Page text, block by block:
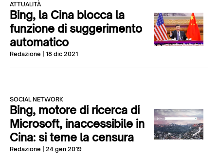
Chi siamo
Contatti
ATTUALITÀ
Bing, la Cina blocca la
funzione di suggerimento
automatico
Redazione | 18 dic 2021
SOCIAL NETWORK
Bing, motore di ricerca di
Microsoft, inaccessibile in
Cina: si teme la censura
Redazione | 24 gen 2019